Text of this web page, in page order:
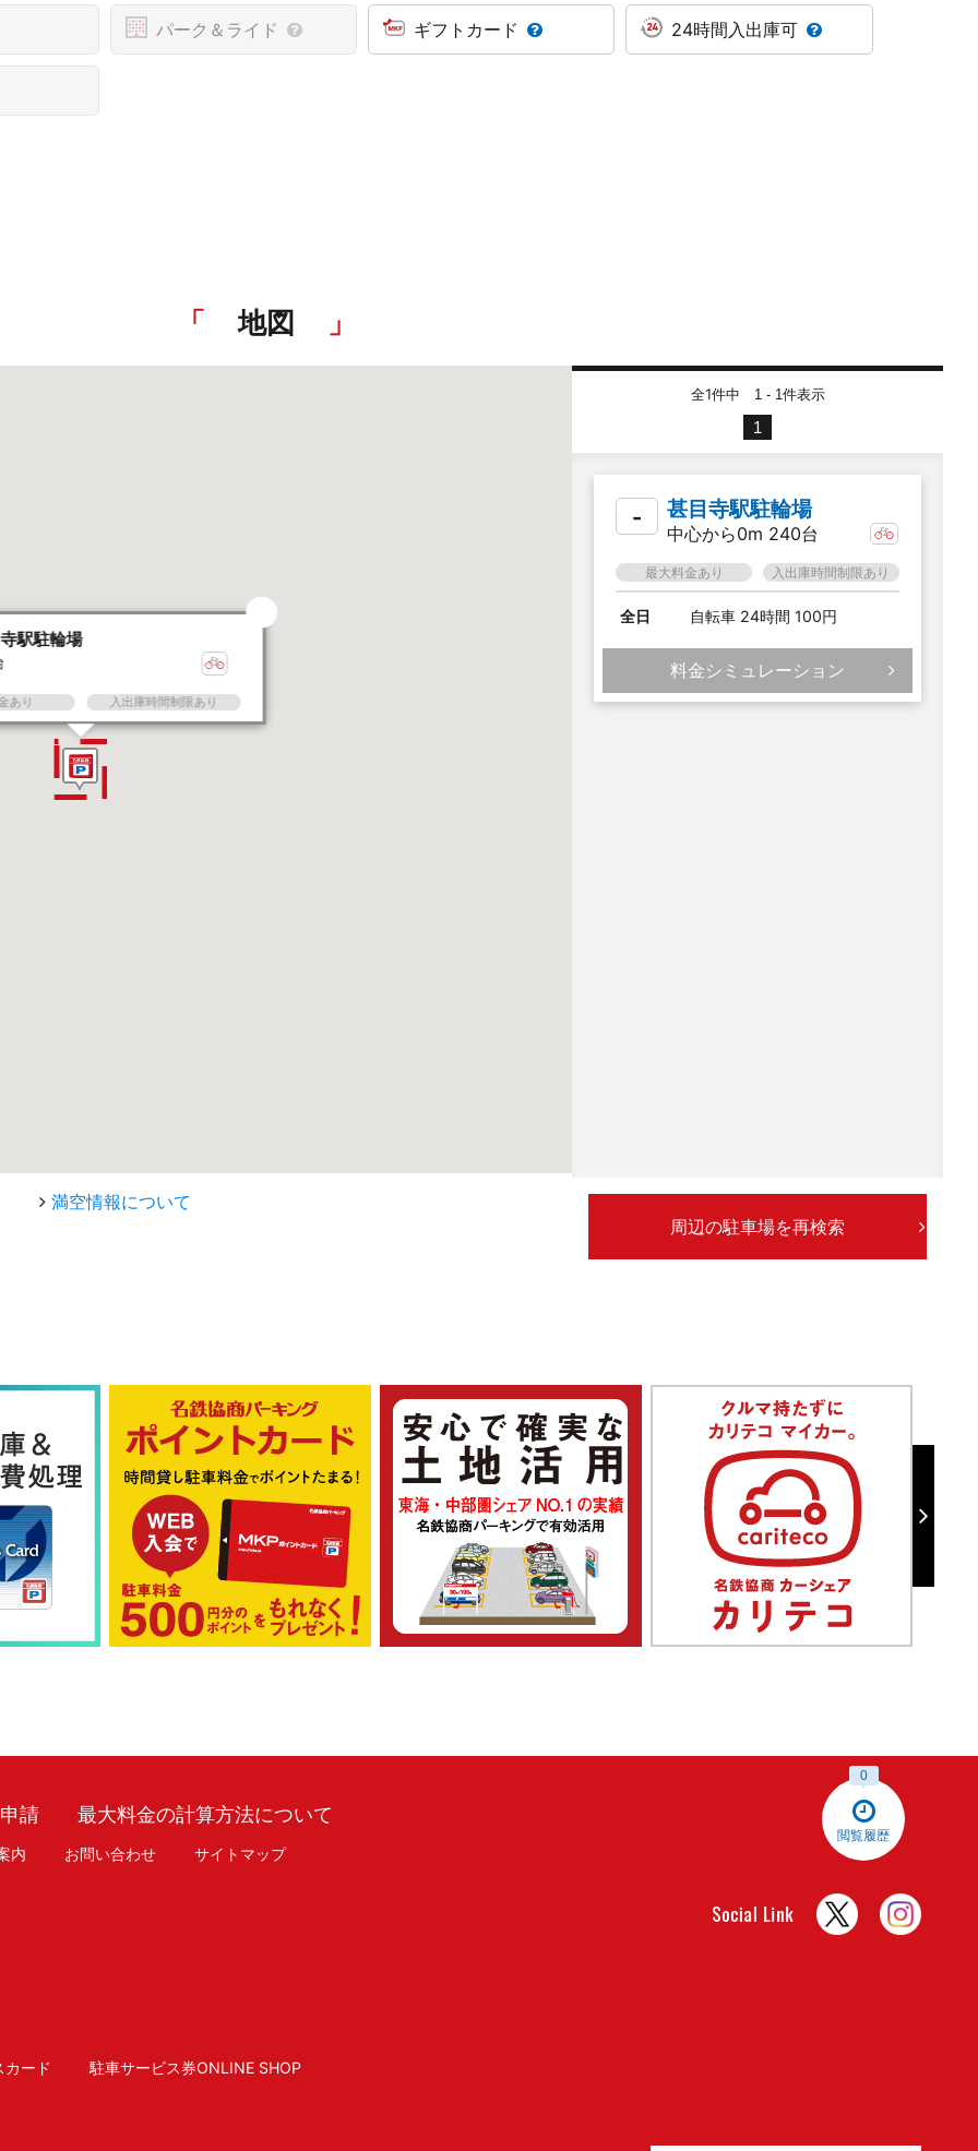
パーク＆ライド ギフトカード 24時間入出庫可
地図
駅駐輪場
あり 入出庫時間制限あり
全1件中 1 - 1件表示
1
- 甚目寺駅駐輪場
中心から0m 240台
最大料金あり 入出庫時間制限あり
全日 自転車 24時間 100円
料金シミュレーション
満空情報について
周辺の駐車場を再検索
閲覧履歴
0
請 最大料金の計算方法について
内 お問い合わせ サイトマップ
ード 駐車サービス券ONLINE SHOP